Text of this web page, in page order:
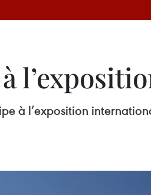
à l’exposition